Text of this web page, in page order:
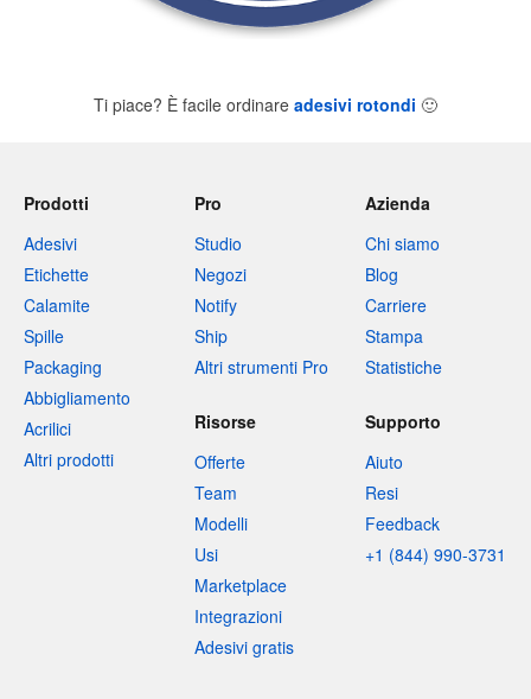
Ti piace? È facile ordinare adesivi rotondi 🙂
Prodotti
Adesivi
Etichette
Calamite
Spille
Packaging
Abbigliamento
Acrilici
Altri prodotti
Pro
Studio
Negozi
Notify
Ship
Altri strumenti Pro
Azienda
Chi siamo
Blog
Carriere
Stampa
Statistiche
Risorse
Offerte
Team
Modelli
Usi
Marketplace
Integrazioni
Adesivi gratis
Supporto
Aiuto
Resi
Feedback
+1 (844) 990-3731